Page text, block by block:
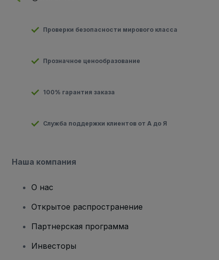
Проверки безопасности мирового класса
Прозначное ценообразование
100% гарантия заказа
Служба поддержки клиентов от А до Я
Наша компания
О нас
Открытое распространение
Партнерская программа
Инвесторы